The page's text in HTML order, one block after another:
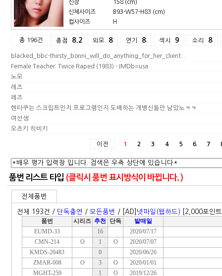
신장
신체사이즈
컵사이즈
158 (cm)
B93-W57-H83 (cm)
H
총 196건 총점 8.2 외모 8 연기 8 섹시 9 소리 8
blacked_bbc-thirsty_bonni_will_do_anything_for_her_client...
Female Teacher: Twice Raped (1983) - IMDb=usa
노모
레즈
레즈
헨타쿠는 스크립트인지 프로그램인지 도배하는 개병신들만 남았노ㅋㅋ
여선생
오츠키 히비키
이전 1 2 3 4 5 6 7
품번 리스트 타입 (클릭시 품번 표시방식이 바뀝니다. )